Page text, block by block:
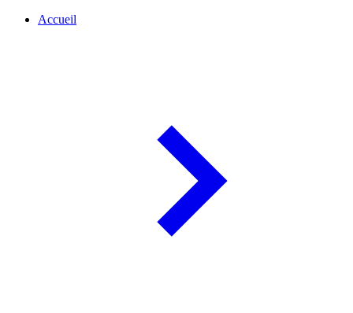
Accueil